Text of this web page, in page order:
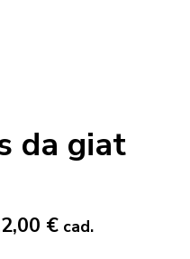
da giat
€ cad.